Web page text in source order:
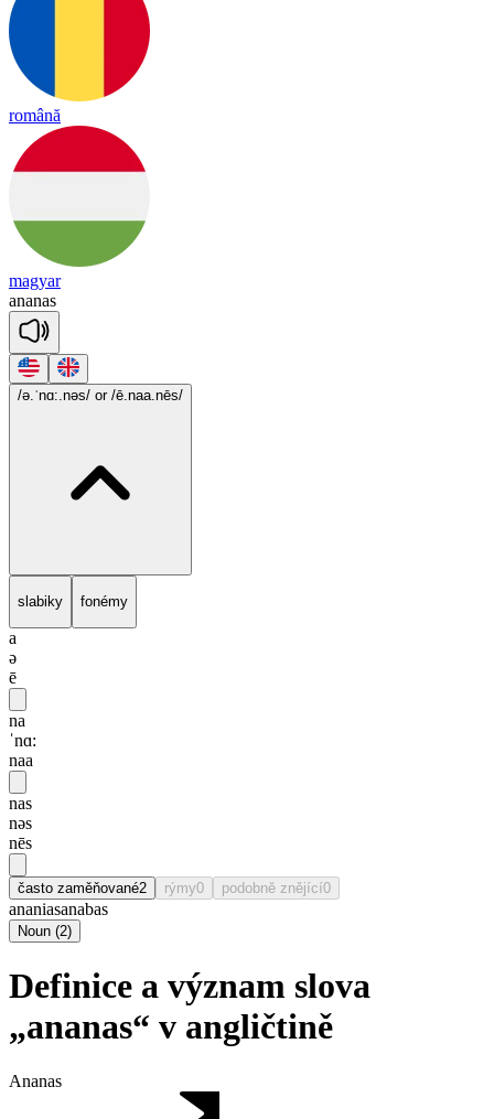
română
magyar
ananas
/ə.ˈnɑ:.nəs/ or /ē.naa.nēs/
slabiky fonémy
a
ə
ē
na
ˈnɑ:
naa
nas
nəs
nēs
často zaměňované2 rýmy0 podobně znějící0
ananiasanabas
Noun (2)
Definice a význam slova
„ananas“ v angličtině
Ananas